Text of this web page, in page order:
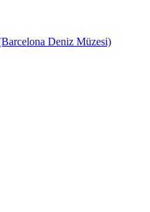
Deniz Müzesi)